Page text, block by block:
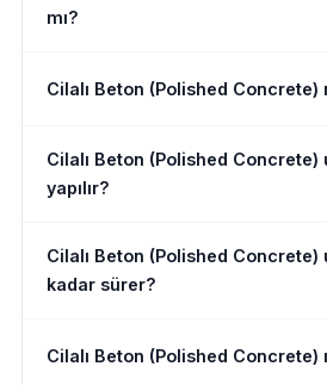
mı?
Cilalı Beton (Polished Concrete)
Cilalı Beton (Polished Concrete)
yapılır?
Cilalı Beton (Polished Concrete)
kadar sürer?
Cilalı Beton (Polished Concrete)